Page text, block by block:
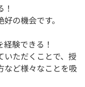
の機会です。
験できる！
いただくことで、授
など様々なことを吸